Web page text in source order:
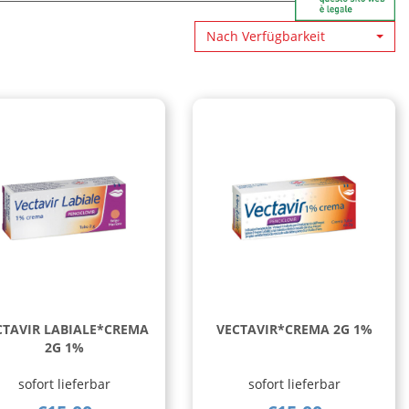
Nach Verfügbarkeit
LABIALE*CREMA
2G 1%
sofort lieferbar
VECTAVIR*CREMA 2G 1%
sofort lieferbar